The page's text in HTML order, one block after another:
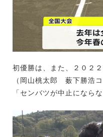
初優勝は、また、２０２
（岡山桃太郎 薮下勝浩コ
「センバツが中止になら